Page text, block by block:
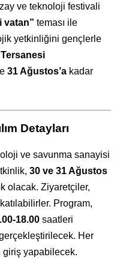
ve teknoloji festivali
vatan” teması ile
yetkinliğini gençlerle
31 Ağustos’a kadar
Detayları
ve savunma sanayisi
30 ve 31 Ağustos
olacak. Ziyaretçiler,
Program,
18.00 saatleri
Her
giriş yapabilecek.